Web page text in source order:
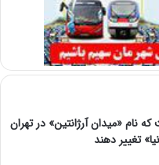
نام «میدان آرژانتین» در تهران
تغییر دهند